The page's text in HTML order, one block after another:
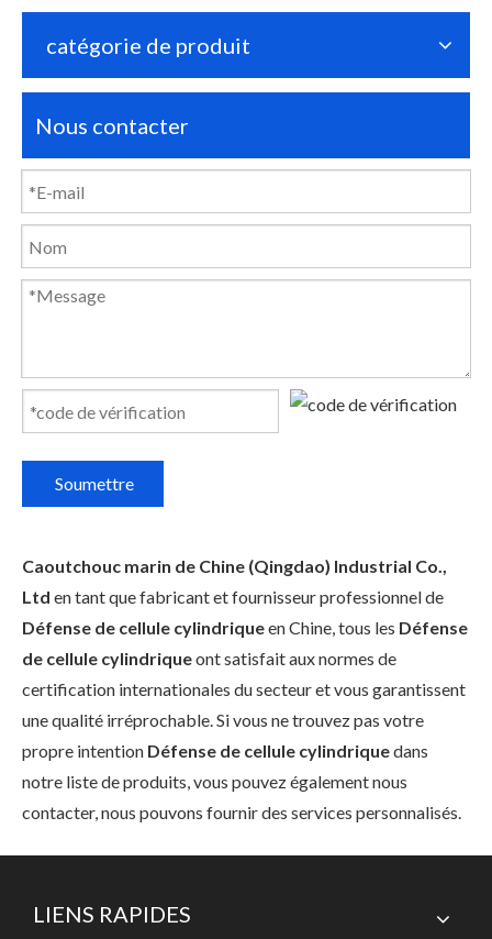
catégorie de produit
Nous contacter
Soumettre
Caoutchouc marin de Chine (Qingdao) Industrial Co.,
Ltd en tant que fabricant et fournisseur professionnel de
Défense de cellule cylindriqueen Chine, tous les Défense
de cellule cylindriqueont satisfait aux normes de
certification internationales du secteur et vous garantissent
une qualité irréprochable. Si vous ne trouvez pas votre
propre intention Défense de cellule cylindriquedans
notre liste de produits, vous pouvez également nous
contacter, nous pouvons fournir des services personnalisés.
LIENS RAPIDES